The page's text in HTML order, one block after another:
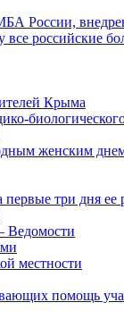
России,
все российские
Крыма
биологического
женским
три дня ее
Ведомости
местности
помощь